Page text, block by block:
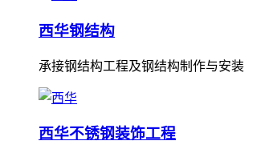
西华钢结构
承接钢结构工程及钢结构制作与安装
西华不锈钢装饰工程